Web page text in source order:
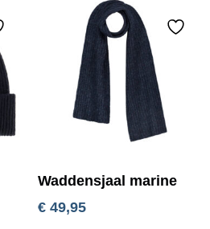
Waddensjaal marine
€ 49,95